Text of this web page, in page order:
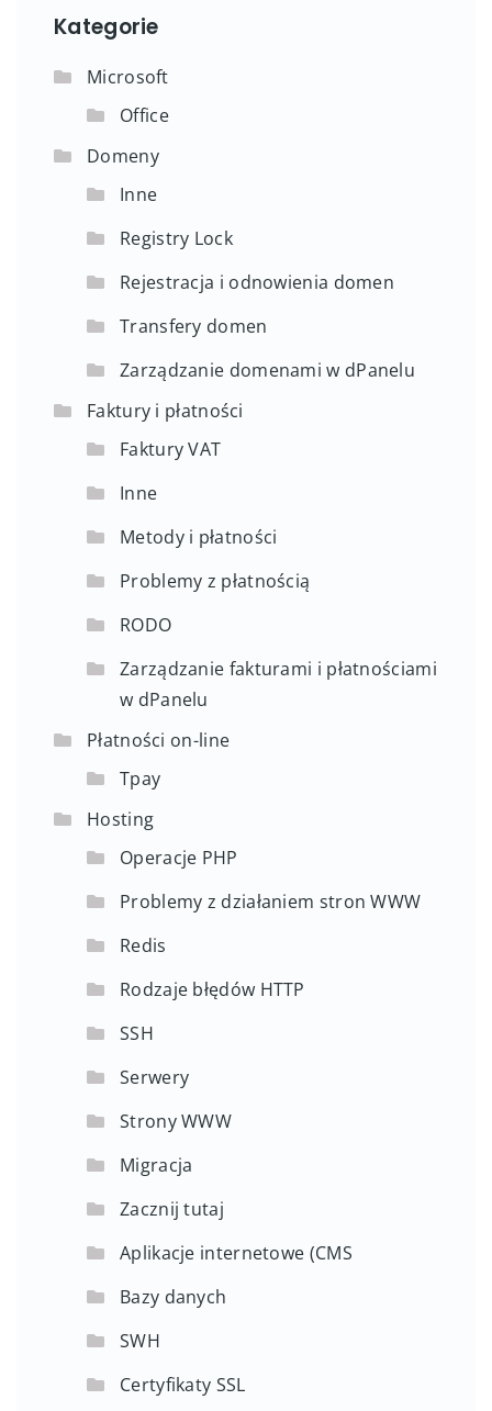
Kategorie
Microsoft
Office
Domeny
Inne
Registry Lock
Rejestracja i odnowienia domen
Transfery domen
Zarządzanie domenami w dPanelu
Faktury i płatności
Faktury VAT
Inne
Metody i płatności
Problemy z płatnością
RODO
Zarządzanie fakturami i płatnościami
w dPanelu
Płatności on-line
Tpay
Hosting
Operacje PHP
Problemy z działaniem stron WWW
Redis
Rodzaje błędów HTTP
SSH
Serwery
Strony WWW
Migracja
Zacznij tutaj
Aplikacje internetowe (CMS
Bazy danych
SWH
Certyfikaty SSL